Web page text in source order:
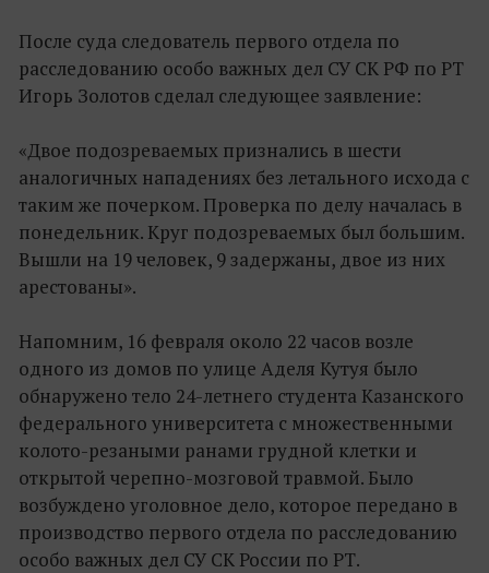
После суда следователь первого отдела по
расследованию особо важных дел СУ СК РФ по РТ
Игорь Золотов сделал следующее заявление:
«Двое подозреваемых признались в шести
аналогичных нападениях без летального исхода с
таким же почерком. Проверка по делу началась в
понедельник. Круг подозреваемых был большим.
Вышли на 19 человек, 9 задержаны, двое из них
арестованы».
Напомним, 16 февраля около 22 часов возле
одного из домов по улице Аделя Кутуя было
обнаружено тело 24-летнего студента Казанского
федерального университета с множественными
колото-резаными ранами грудной клетки и
открытой черепно-мозговой травмой. Было
возбуждено уголовное дело, которое передано в
производство первого отдела по расследованию
особо важных дел СУ СК России по РТ.